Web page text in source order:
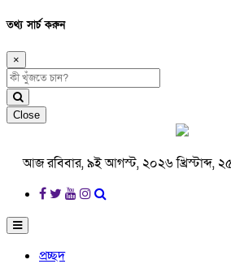
তথ্য সার্চ করুন
×
Close
আজ রবিবার, ৯ই আগস্ট, ২০২৬ খ্রিস্টাব্দ,
প্রচ্ছদ